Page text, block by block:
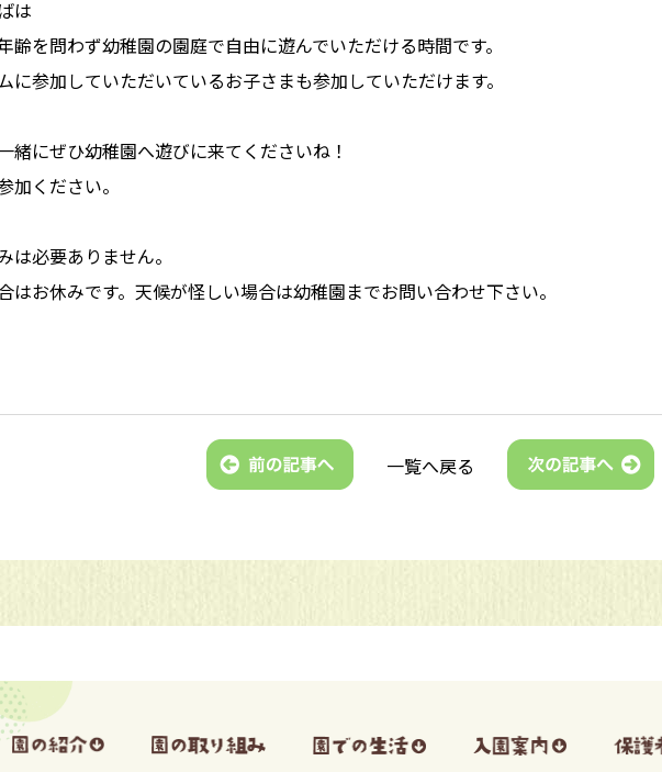
は
齢を問わず幼稚園の園庭で自由に遊んでいただける時間です。
に参加していただいているお子さまも参加していただけます。
緒にぜひ幼稚園へ遊びに来てくださいね！
加ください。
は必要ありません。
はお休みです。天候が怪しい場合は幼稚園までお問い合わせ下さい。
一覧へ戻る